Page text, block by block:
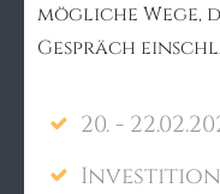
mögliche Wege,
Gespräch
20. -
Investition: